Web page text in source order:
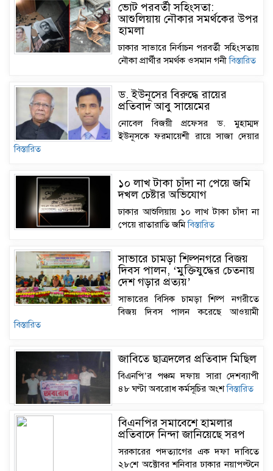
ভোট পরবর্তী সহিংসতা:
আশুলিয়ায় নৌকার সমর্থকের উপর
হামলা
ঢাকার সাভারে নির্বাচন পরবর্তী সহিংসতায়
নৌকা প্রার্থীর সমর্থক ওসমান গনীবিস্তারিত
ড. ইউনূসের বিরুদ্ধে রায়ের
প্রতিবাদ আবু সায়েমের
নোবেল বিজয়ী প্রফেসর ড. মুহাম্মদ
ইউনূসকে ফরমায়েশী রায়ে সাজা দেয়ার
বিস্তারিত
১০ লাখ টাকা চাঁদা না পেয়ে জমি
দখল চেষ্টার অভিযোগ
ঢাকার আশুলিয়ায় ১০ লাখ টাকা চাঁদা না
পেয়ে রাতারাতি জমিবিস্তারিত
সাভারে চামড়া শিল্পনগরে বিজয়
দিবস পালন, ‘মুক্তিযুদ্ধের চেতনায়
দেশ গড়ার প্রত্যয়’
সাভারের বিসিক চামড়া শিল্প নগরীতে
বিজয় দিবস পালন করেছে আওয়ামী
বিস্তারিত
জাবিতে ছাত্রদলের প্রতিবাদ মিছিল
বিএনপি’র পঞ্চম দফায় সারা দেশব্যাপী
৪৮ ঘণ্টা অবরোধ কর্মসূচির অংশবিস্তারিত
বিএনপির সমাবেশে হামলার
প্রতিবাদে নিন্দা জানিয়েছে সরপ
সরকারের পদত্যাগের এক দফা দাবিতে
২৮শে অক্টোবর শনিবার ঢাকার নয়াপল্টনে